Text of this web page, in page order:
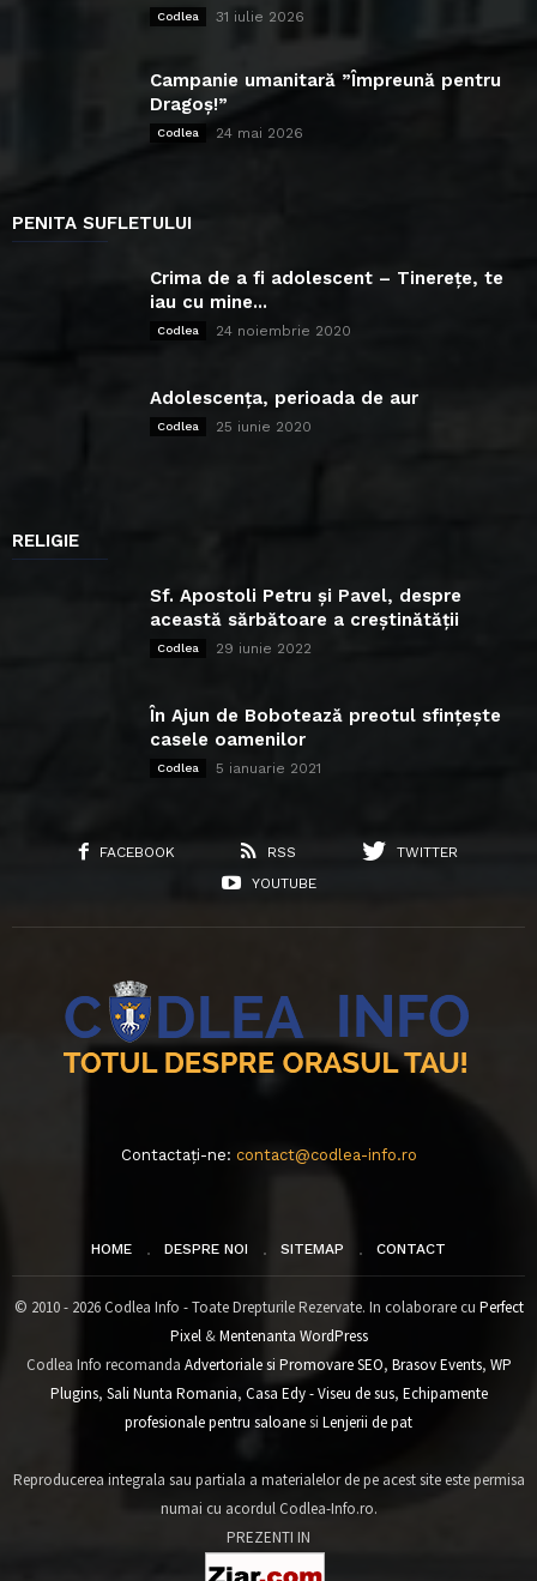
Codlea 31 iulie 2026
Campanie umanitară ”Împreună pentru
Dragoș!”
Codlea 24 mai 2026
PENITA SUFLETULUI
Crima de a fi adolescent – Tinerețe, te
iau cu mine...
Codlea 24 noiembrie 2020
Adolescența, perioada de aur
Codlea 25 iunie 2020
RELIGIE
Sf. Apostoli Petru și Pavel, despre
această sărbătoare a creștinătății
Codlea 29 iunie 2022
În Ajun de Bobotează preotul sfințește
casele oamenilor
Codlea 5 ianuarie 2021
FACEBOOK RSS
TWITTER
YOUTUBE
Contactați-ne: contact@codlea-info.ro
HOME DESPRE NOI SITEMAP CONTACT
© 2010 - 2026 Codlea Info - Toate Drepturile Rezervate. In colaborare cu Perfect
Pixel&Mentenanta WordPress
Codlea Info recomanda Advertoriale si Promovare SEO, Brasov Events, WP
Plugins, Sali Nunta Romania, Casa Edy - Viseu de sus, Echipamente
profesionale pentru saloanesi Lenjerii de pat
Reproducerea integrala sau partiala a materialelor de pe acest site este permisa
numai cu acordul Codlea-Info.ro.
PREZENTI IN